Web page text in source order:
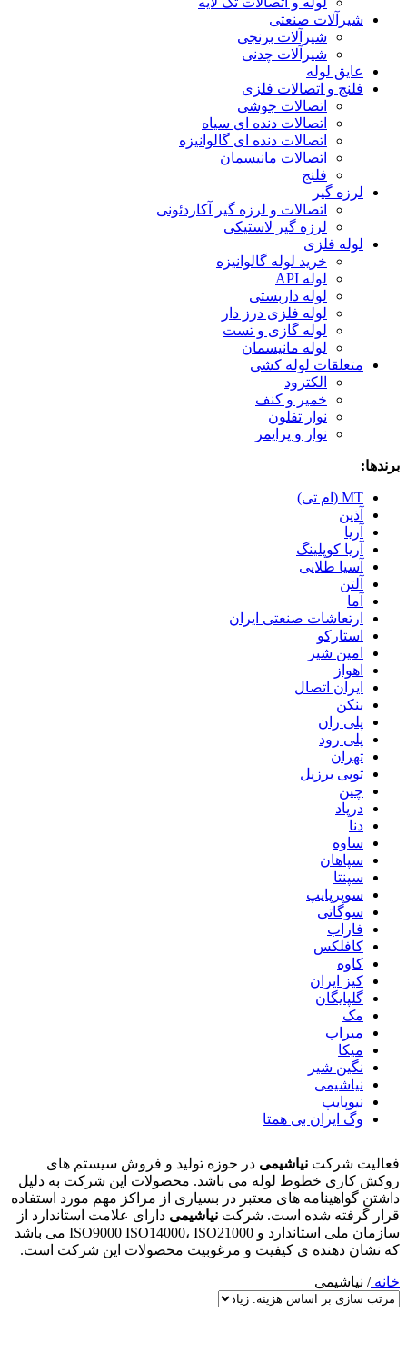
شیرآلات صنعتی
شیرآلات برنجی
شیرآلات چدنی
عایق لوله
فلنج و اتصالات فلزی
اتصالات جوشی
اتصالات دنده ای سیاه
اتصالات دنده ای گالوانیزه
اتصالات مانیسمان
فلنج
لرزه گیر
اتصالات و لرزه گیر آکاردئونی
لرزه گیر لاستیکی
لوله فلزی
خرید لوله گالوانیزه
لوله API
لوله داربستی
لوله فلزی درز دار
لوله گازی و تست
لوله مانیسمان
متعلقات لوله کشی
الکترود
خمیر و کنف
نوار تفلون
نوار و پرایمر
برندها:
MT (ام تی)
آذین
آریا
آریا کوپلینگ
آسیا طلایی
آلتن
آما
ارتعاشات صنعتی ایران
استارکو
امین شیر
اهواز
ایران اتصال
بنکن
پلی ران
پلی رود
تهران
توپی برزیل
چین
درپاد
دنا
ساوه
سپاهان
سپنتا
سوپرپایپ
سوگاتی
فاراب
کافلکس
کاوه
کیز ایران
گلپایگان
مک
میراب
میکا
نگین شیر
نیاشیمی
نیوپایپ
وگ ایران بی همتا
فعالیت شرکت نیاشیمی در حوزه تولید و فروش سیستم های
روکش کاری خطوط لوله می باشد. محصولات این شرکت به دلیل
داشتن گواهینامه های معتبر در بسیاری از مراکز مهم مورد استفاده
قرار گرفته شده است. شرکت نیاشیمی دارای علامت استاندارد از
سازمان ملی استاندارد و ISO9000 ISO14000، ISO21000 می باشد
که نشان دهنده ی کیفیت و مرغوبیت محصولات این شرکت است.
خانه/ نیاشیمی